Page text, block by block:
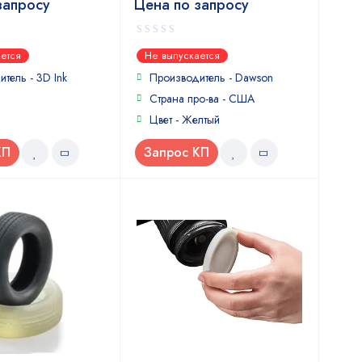
-3D Ink
Цена по запросу
0
out
of
Не выпускается
Производитель - Dawson
Страна про-ва - США
Цвет - Желтый
Запрос КП